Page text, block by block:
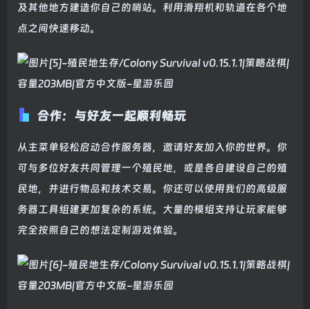
及其他地方建造你自己的哨站。利用滑翔机和轨道在各个地
点之间快速移动。
合作：与好友一起顺利畅玩
从主菜单轻松启动合作服务器，邀请好友加入你的世界。你
可与多位好友共同管理一个殖民地，或是各自建设自己的殖
民地，并进行物品和技术交易。你还可以使用我们的高级服
务器工具组建更加复杂的系统。大量的模组支持让玩家能够
完全按照自己的想法定制游戏体验。